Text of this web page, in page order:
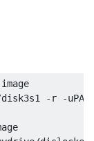
-r -